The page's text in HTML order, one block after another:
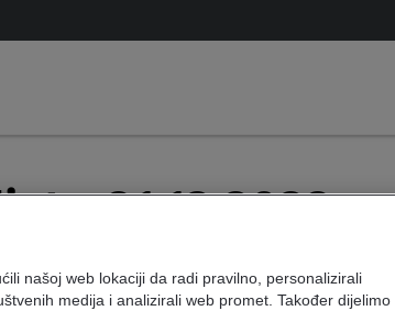
31.12.2023
našoj web lokaciji da radi pravilno, personalizirali
medija i analizirali web promet. Također dijelimo